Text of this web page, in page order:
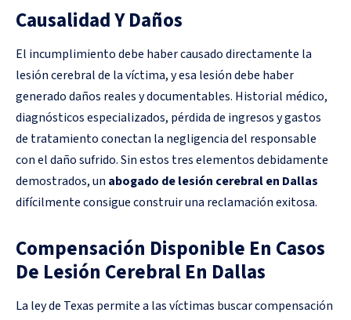
Causalidad Y Daños
El incumplimiento debe haber causado directamente la
lesión cerebral de la víctima, y esa lesión debe haber
generado daños reales y documentables. Historial médico,
diagnósticos especializados, pérdida de ingresos y gastos
de tratamiento conectan la negligencia del responsable
con el daño sufrido. Sin estos tres elementos debidamente
demostrados, un abogado de lesión cerebral en Dallas
difícilmente consigue construir una reclamación exitosa.
Compensación Disponible En Casos
De Lesión Cerebral En Dallas
La ley de Texas permite a las víctimas buscar compensación